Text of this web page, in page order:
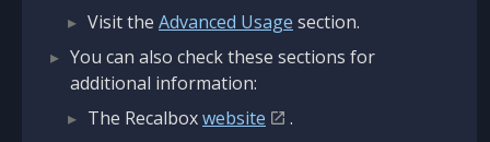
Visit the Advanced Usage section.
You can also check these sections for
additional information:
The Recalboxwebsite
.